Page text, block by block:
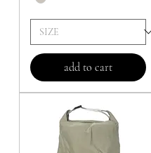
add to cart